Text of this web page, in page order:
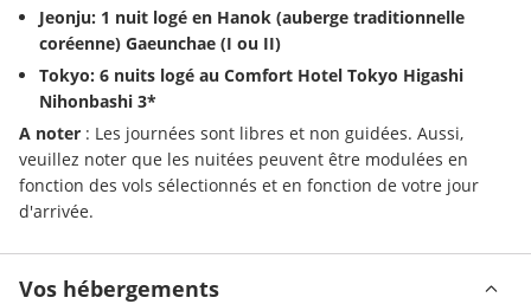
Jeonju: 1 nuit logé en Hanok (auberge traditionnelle
coréenne) Gaeunchae (I ou II)
Tokyo: 6 nuits logé au Comfort Hotel Tokyo Higashi
Nihonbashi 3*
A noter : Les journées sont libres et non guidées. Aussi,
veuillez noter que les nuitées peuvent être modulées en
fonction des vols sélectionnés et en fonction de votre jour
d'arrivée.
Vos hébergements